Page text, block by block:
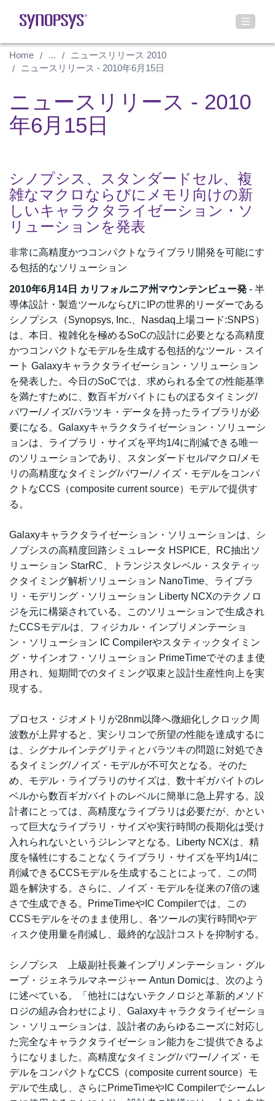
Home ...
ニュースリリース 2010
ニュースリリース - 2010年6月15日
ニュースリリース - 2010
年6月15日
シノプシス、スタンダードセル、複
雑なマクロならびにメモリ向けの新
しいキャラクタライゼーション・ソ
リューションを発表
非常に高精度かつコンパクトなライブラリ開発を可能にす
る包括的なソリューション
2010年6月14日 カリフォルニア州マウンテンビュー発 - 半
導体設計・製造ツールならびにIPの世界的リーダーである
シノプシス（Synopsys, Inc.、Nasdaq上場コード:SNPS）
は、本日、複雑化を極めるSoCの設計に必要となる高精度
かつコンパクトなモデルを生成する包括的なツール・スイ
ート Galaxyキャラクタライゼーション・ソリューション
を発表した。今日のSoCでは、求められる全ての性能基準
を満たすために、数百ギガバイトにものぼるタイミング/
パワー/ノイズ/バラツキ・データを持ったライブラリが必
要になる。Galaxyキャラクタライゼーション・ソリューシ
ョンは、ライブラリ・サイズを平均1/4に削減できる唯一
のソリューションであり、スタンダードセル/マクロ/メモ
リの高精度なタイミング/パワー/ノイズ・モデルをコンパ
クトなCCS（composite current source）モデルで提供す
る。
Galaxyキャラクタライゼーション・ソリューションは、シ
ノプシスの高精度回路シミュレータ HSPICE、RC抽出ソ
リューション StarRC、トランジスタレベル・スタティッ
クタイミング解析ソリューション NanoTime、ライブラ
リ・モデリング・ソリューション Liberty NCXのテクノロ
ジを元に構築されている。このソリューションで生成され
たCCSモデルは、フィジカル・インプリメンテーショ
ン・ソリューション IC Compilerやスタティックタイミン
グ・サインオフ・ソリューション PrimeTimeでそのまま使
用され、短期間でのタイミング収束と設計生産性向上を実
現する。
プロセス・ジオメトリが28nm以降へ微細化しクロック周
波数が上昇すると、実シリコンで所望の性能を達成するに
は、シグナルインテグリティとバラツキの問題に対処でき
るタイミング/ノイズ・モデルが不可欠となる。そのた
め、モデル・ライブラリのサイズは、数十ギガバイトのレ
ベルから数百ギガバイトのレベルに簡単に急上昇する。設
計者にとっては、高精度なライブラリは必要だが、かとい
って巨大なライブラリ・サイズや実行時間の長期化は受け
入れられないというジレンマとなる。Liberty NCXは、精
度を犠牲にすることなくライブラリ・サイズを平均1/4に
削減できるCCSモデルを生成することによって、この問
題を解決する。さらに、ノイズ・モデルを従来の7倍の速
さで生成できる。PrimeTimeやIC Compilerでは、この
CCSモデルをそのまま使用し、各ツールの実行時間やデ
ィスク使用量を削減し、最終的な設計コストを抑制する。
シノプシス 上級副社長兼インプリメンテーション・グル
ープ・ジェネラルマネージャー Antun Domicは、次のよう
に述べている。「他社にはないテクノロジと革新的メソド
ロジの組み合わせにより、Galaxyキャラクタライゼーショ
ン・ソリューションは、設計者のあらゆるニーズに対応し
た完全なキャラクタライゼーション能力をご提供できるよ
うになりました。高精度なタイミング/パワー/ノイズ・モ
デルをコンパクトなCCS（composite current source）モ
デルで生成し、さらにPrimeTimeやIC Compilerでシームレ